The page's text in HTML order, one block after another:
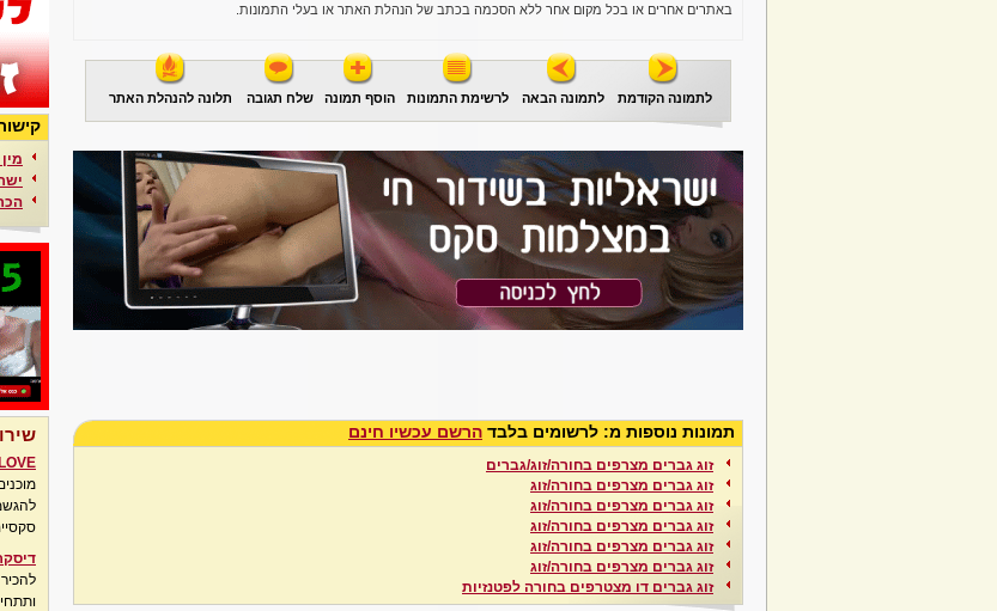
באתרים אחרים או בכל מקום אחר ללא הסכמה בכתב של הנהלת האתר או בעלי התמונות.
לתמונה הקודמת לתמונה הבאה לרשימת התמונות הוסף תמונה שלח תגובה תלונה להנהלת האתר
תמונות נוספות מ: לרשומים בלבד הרשם עכשיו חינם
זוג גברים מצרפים בחורה/זוג/גברים
זוג גברים מצרפים בחורה/זוג
זוג גברים מצרפים בחורה/זוג
זוג גברים מצרפים בחורה/זוג
זוג גברים מצרפים בחורה/זוג
זוג גברים מצרפים בחורה/זוג
זוג גברים דו מצטרפים בחורה לפטנזיות
מין